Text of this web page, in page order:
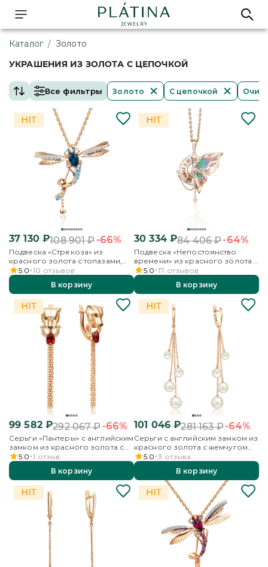
Каталог / Золото
УКРАШЕНИЯ ИЗ ЗОЛОТА С ЦЕПОЧКОЙ
Все фильтры Золото С цепочкой
37 130₽108 901₽-66%
Подвеска «Стрекоза» из
красного золота с топазами,
бесцветными топазами и
эмалью
5.0 10 отзывов
В корзину
30 334₽84 406₽-64%
Подвеска «Непостоянство
времени» из красного золота с
эмалью
5.0 17 отзывов
В корзину
99 582₽292 067₽-66%
Серьги «Пантеры» с английским
замком из красного золота с
гранатом
5.0 1 отзыв
В корзину
101 046 ₽281 163₽-64%
Серьги с английским замком из
красного золота с жемчугом
культивированным
5.0 3 отзыва
В корзину